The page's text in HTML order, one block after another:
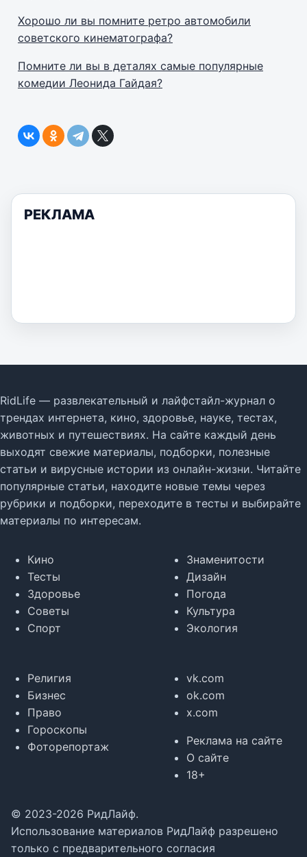
Хорошо ли вы помните ретро автомобили
советского кинематографа?
Помните ли вы в деталях самые популярные
комедии Леонида Гайдая?
РЕКЛАМА
RidLife — развлекательный и лайфстайл-журнал о
трендах интернета, кино, здоровье, науке, тестах,
животных и путешествиях. На сайте каждый день
выходят свежие материалы, подборки, полезные
статьи и вирусные истории из онлайн-жизни. Читайте
популярные статьи, находите новые темы через
рубрики и подборки, переходите в тесты и выбирайте
материалы по интересам.
Кино
Тесты
Здоровье
Советы
Спорт
Знаменитости
Дизайн
Погода
Культура
Экология
Религия
Бизнес
Право
Гороскопы
Фоторепортаж
vk.com
ok.com
x.com
Реклама на сайте
О сайте
18+
© 2023-2026 РидЛайф.
Использование материалов РидЛайф разрешено
только с предварительного согласия